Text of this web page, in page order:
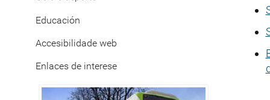
Educación
Accesibilidade web
Enlaces de interese